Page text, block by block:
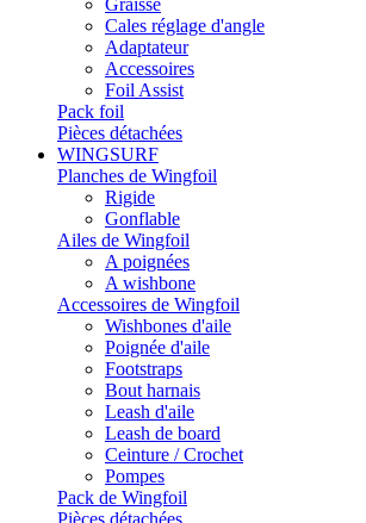
Graisse
Cales réglage d'angle
Adaptateur
Accessoires
Foil Assist
Pack foil
Pièces détachées
WINGSURF
Planches de Wingfoil
Rigide
Gonflable
Ailes de Wingfoil
A poignées
A wishbone
Accessoires de Wingfoil
Wishbones d'aile
Poignée d'aile
Footstraps
Bout harnais
Leash d'aile
Leash de board
Ceinture / Crochet
Pompes
Pack de Wingfoil
Pièces détachées